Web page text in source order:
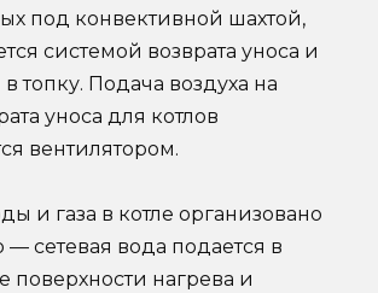
под конвективной шахтой,
системой возврата уноса и
топку. Подача воздуха на
уноса для котлов
вентилятором.
и газа в котле организовано
— сетевая вода подается в
поверхности нагрева и